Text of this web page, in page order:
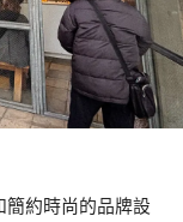
約時尚的品牌設